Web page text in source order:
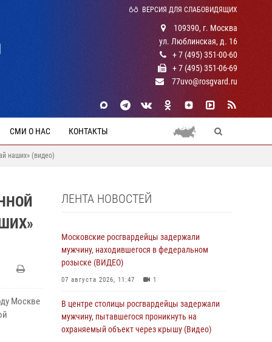
ВЕРСИЯ ДЛЯ СЛАБОВИДЯЩИХ
109390, г. Москва
ул. Люблинская, д. 16
+ 7 (495) 351-00-60
+ 7 (495) 351-06-69
77uvo@rosgvard.ru
СМИ О НАС КОНТАКТЫ
наших» (видео)
Москве
ЛЕНТА НОВОСТЕЙ
Московские росгвардейцы задержали
мужчину, находившегося в федеральном
розыске (ВИДЕО)
07 августа 2026, 11:47 1
В центре столицы росгвардейцы задержали
мужчину, пытавшегося проникнуть на
охраняемый объект через крышу (Видео)